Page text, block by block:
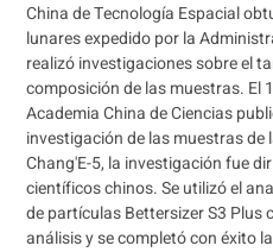
China de Tecnología Espacial
lunares expedido por la
realizó investigaciones sobre el
composición de las muestras. El
Academia China de Ciencias
investigación de las muestras
Chang'E-5, la investigación fue
científicos chinos. Se utilizó el
de partículas Bettersizer S3 Plus
análisis y se completó con éxito